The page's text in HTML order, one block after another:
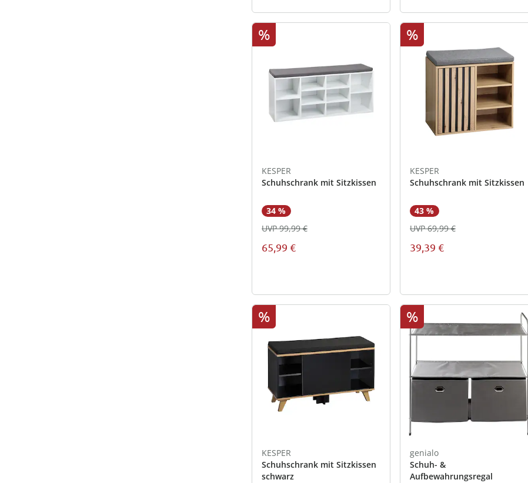
%
KESPER
Schuhschrank mit Sitzkissen
34 %
65,99 €
UVP 99,99 €
%
KESPER
Schuhschrank mit Sitzkissen
43 %
39,39 €
UVP 69,99 €
%
KESPER
Schuhschrank mit Sitzkissen
schwarz
%
genialo
Schuh- &
Aufbewahrungsregal